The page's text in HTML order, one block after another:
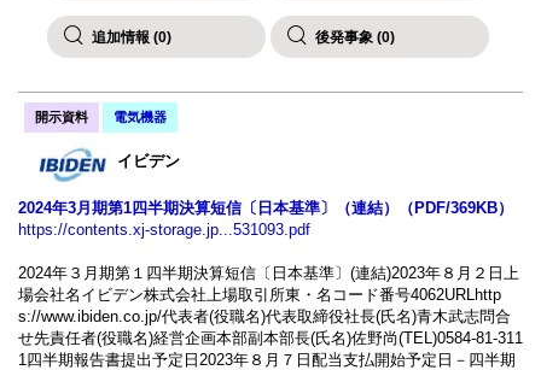
追加情報 (0) 後発事象 (0)
開示資料 電気機器
イビデン
2024年3月期第1四半期決算短信〔日本基準〕（連結）（PDF/369KB）
https://contents.xj-storage.jp...531093.pdf
2024年３月期第１四半期決算短信〔日本基準〕(連結)2023年８月２日上
場会社名イビデン株式会社上場取引所東・名コード番号4062URLhttp
s://www.ibiden.co.jp/代表者(役職名)代表取締役社長(氏名)青木武志問合
せ先責任者(役職名)経営企画本部副本部長(氏名)佐野尚(TEL)0584-81-311
1四半期報告書提出予定日2023年８月７日配当支払開始予定日－四半期